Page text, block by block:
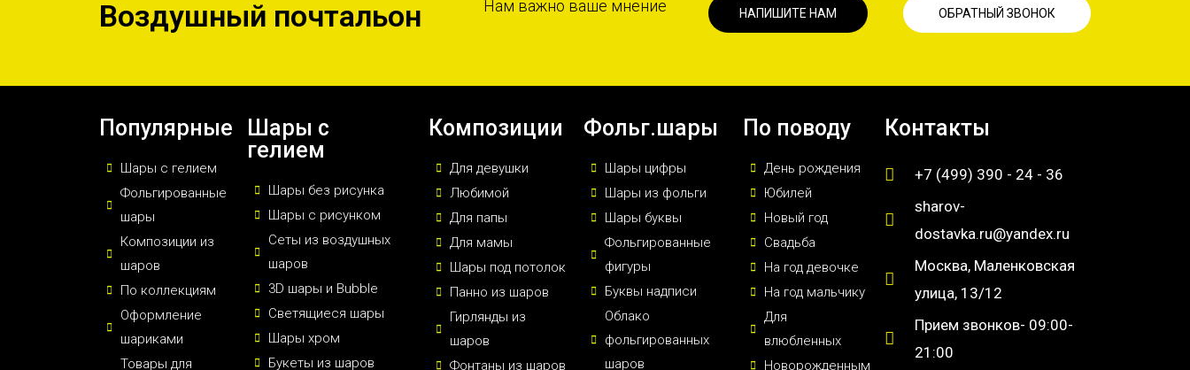
Воздушный почтальон Нам важно ваше мнение НАПИШИТЕ НАМ ОБРАТНЫЙ ЗВОНОК
Популярные
Шары с гелием
Фольгированные
шары
Композиции из
шаров
По коллекциям
Оформление
шариками
Товары для
Шары с
гелием
Шары без рисунка
Шары с рисунком
Сеты из воздушных
шаров
3D шары и Bubble
Светящиеся шары
Шары хром
Букеты из шаров
Композиции
Для девушки
Любимой
Для папы
Для мамы
Шары под потолок
Панно из шаров
Гирлянды из
шаров
Фонтаны из шаров
Фольг.шары
Шары цифры
Шары из фольги
Шары буквы
Фольгированные
фигуры
Буквы надписи
Облако
фольгированных
шаров
По поводу
День рождения
Юбилей
Новый год
Свадьба
На год девочке
На год мальчику
Для
влюбленных
Новорожденным
Контакты
+7 (499) 390 - 24 - 36
sharov-
dostavka.ru@yandex.ru
Москва, Маленковская
улица, 13/12
Прием звонков- 09:00-
21:00